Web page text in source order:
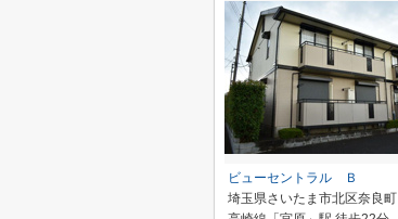
ビューセントラル Ｂ
埼玉県さいたま市北区奈良町